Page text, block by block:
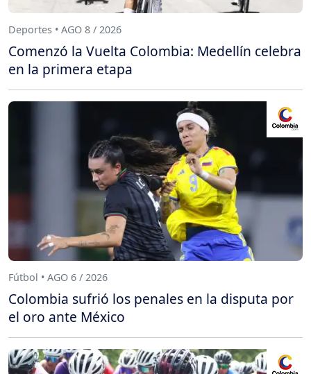
Deportes • AGO 8 / 2026
Comenzó la Vuelta Colombia: Medellín celebra
en la primera etapa
Fútbol • AGO 6 / 2026
Colombia sufrió los penales en la disputa por
el oro ante México